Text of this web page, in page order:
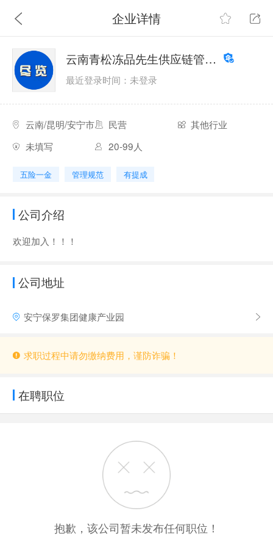
企业详情
云南青松冻品先生供应链管理有限公司
最近登录时间：未登录
云南/昆明/安宁市 民营
其他行业
未填写
20-99人
五险一金 管理规范 有提成
公司介绍
欢迎加入！！！
公司地址
安宁保罗集团健康产业园
求职过程中请勿缴纳费用，谨防诈骗！
在聘职位
抱歉，该公司暂未发布任何职位！